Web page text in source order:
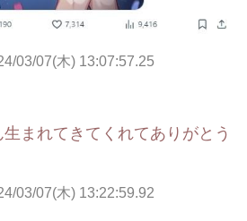
03/07(木) 13:07:57.25
まれてきてくれてありがとう
03/07(木) 13:22:59.92